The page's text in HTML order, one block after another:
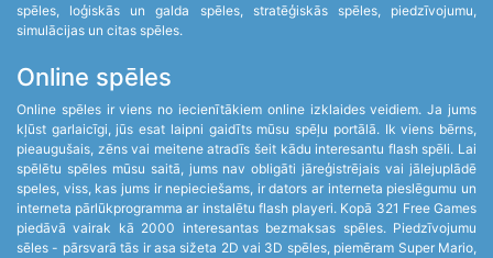
spēles, loģiskās un galda spēles, stratēģiskās spēles, piedzīvojumu,
simulācijas un citas spēles.
Online spēles
Online spēles ir viens no iecienītākiem online izklaides veidiem. Ja jums
kļūst garlaicīgi, jūs esat laipni gaidīts mūsu spēļu portālā. Ik viens bērns,
pieaugušais, zēns vai meitene atradīs šeit kādu interesantu flash spēli. Lai
spēlētu spēles mūsu saitā, jums nav obligāti jāreģistrējais vai jālejuplādē
speles, viss, kas jums ir nepieciešams, ir dators ar interneta pieslēgumu un
interneta pārlūkprogramma ar instalētu flash playeri. Kopā 321 Free Games
piedāvā vairak kā 2000 interesantas bezmaksas spēles. Piedzīvojumu
sēles - pārsvarā tās ir asa sižeta 2D vai 3D spēles, piemēram Super Mario,